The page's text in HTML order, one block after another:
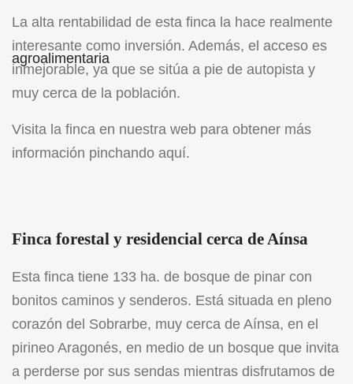
La alta rentabilidad de esta finca la hace realmente
interesante como inversión. Además, el acceso es
inmejorable, ya que se sitúa a pie de autopista y
muy cerca de la población.
Visita la finca en nuestra web para obtener más
información pinchando aquí.
Finca forestal y residencial cerca de Aínsa
Esta finca tiene 133 ha. de bosque de pinar con
bonitos caminos y senderos. Está situada en pleno
corazón del Sobrarbe, muy cerca de Aínsa, en el
pirineo Aragonés, en medio de un bosque que invita
a perderse por sus sendas mientras disfrutamos de